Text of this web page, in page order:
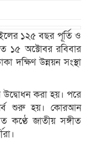
১২৫ বছর পূর্তি ও
গত ১৫ অক্টোবর রবিবার
দক্ষিণ উন্নয়ন সংস্থা
উদ্বোধন করা হয়। পরে
শুরু হয়। কোরআন
কণ্ঠে জাতীয় সঙ্গীত